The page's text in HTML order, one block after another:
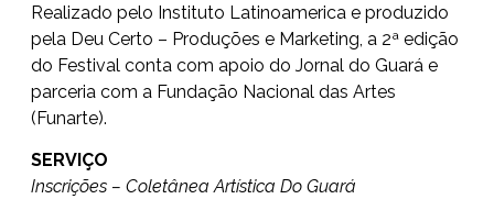
Realizado pelo Instituto Latinoamerica e produzido
pela Deu Certo – Produções e Marketing, a 2ª edição
do Festival conta com apoio do Jornal do Guará e
parceria com a Fundação Nacional das Artes
(Funarte).
SERVIÇO
Inscrições – Coletânea Artística Do Guará